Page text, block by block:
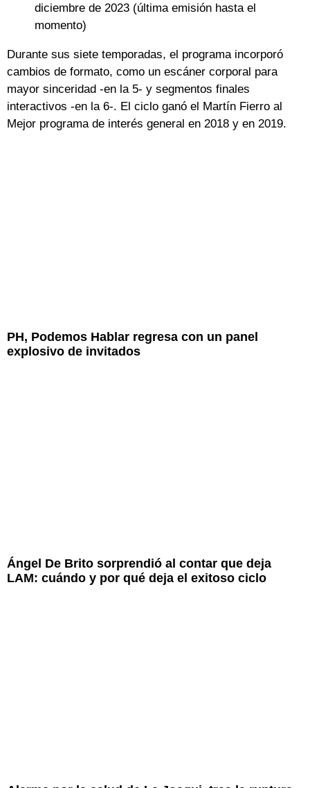
diciembre de 2023 (última emisión hasta el
momento)
Durante sus siete temporadas, el programa incorporó
cambios de formato, como un escáner corporal para
mayor sinceridad -en la 5- y segmentos finales
interactivos -en la 6-. El ciclo ganó el Martín Fierro al
Mejor programa de interés general en 2018 y en 2019.
PH, Podemos Hablar regresa con un panel
explosivo de invitados
Ángel De Brito sorprendió al contar que deja
LAM: cuándo y por qué deja el exitoso ciclo